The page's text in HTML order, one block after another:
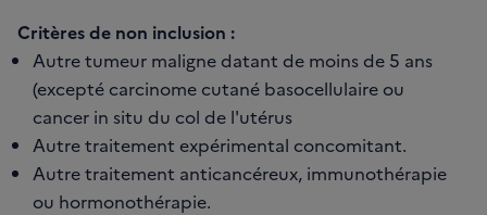
Critères de non inclusion :
Autre tumeur maligne datant de moins de 5 ans
(excepté carcinome cutané basocellulaire ou
cancer in situ du col de l'utérus
Autre traitement expérimental concomitant.
Autre traitement anticancéreux, immunothérapie
ou hormonothérapie.